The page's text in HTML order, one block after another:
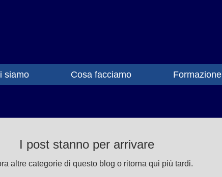
siamo Cosa facciamo Formazione
I post stanno per arrivare
altre categorie di questo blog o ritorna qui più tardi.